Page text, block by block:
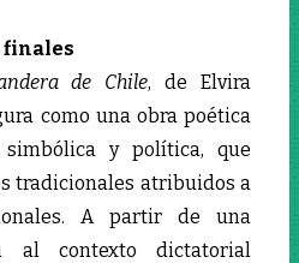
finales
de Chile, de Elvira
como una obra poética
y política, que
tradicionales atribuidos a
A partir de una
al contexto dictatorial